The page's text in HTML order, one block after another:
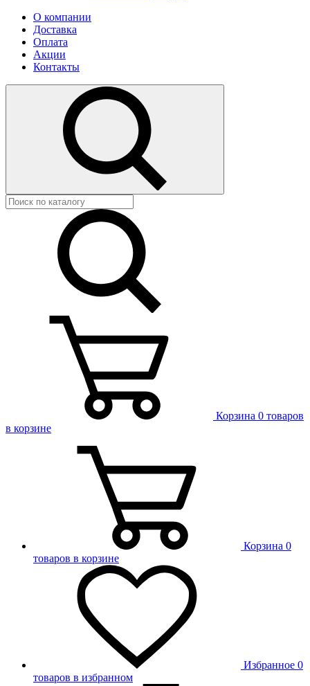
О компании
Доставка
Оплата
Акции
Контакты
Корзина 0 товаров
в корзине
Корзина 0
товаров в корзине
Избранное 0
товаров в избранном